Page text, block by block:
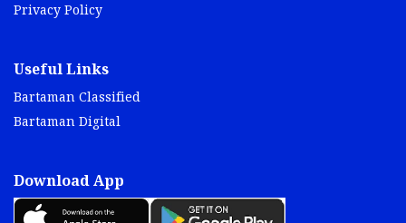
Privacy Policy
Useful Links
Bartaman Classified
Bartaman Digital
Download App